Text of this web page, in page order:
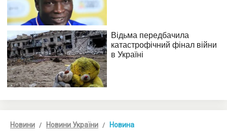
Новини Новини України Новина